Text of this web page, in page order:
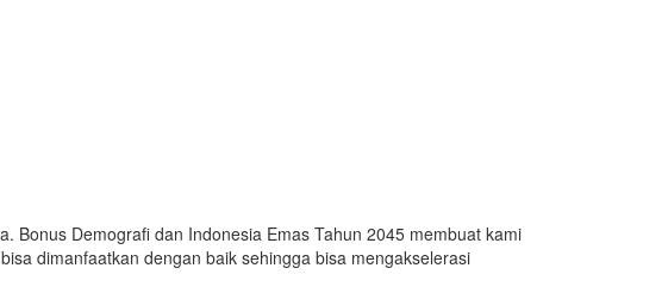
Bonus Demografi dan Indonesia Emas Tahun 2045 membuat kami
dimanfaatkan dengan baik sehingga bisa mengakselerasi